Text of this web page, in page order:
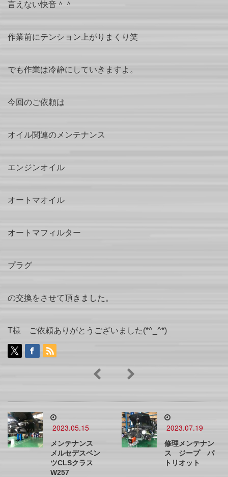
言えない快音＾＾
作業前にテンション上がりまくり笑
でも作業は冷静にしていきますよ。
今回のご依頼は
オイル関連のメンテナンス
エンジンオイル
オートマオイル
オートマフィルター
プラグ
の交換をさせて頂きました。
T様 ご依頼ありがとうございました(*^_^*)
2023.05.15
メンテナンス
メルセデスベン
ツCLSクラス
W257
2023.07.19
修理メンテナン
ス ジープ パ
トリオット